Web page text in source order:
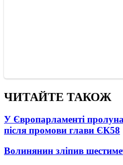
ЧИТАЙТЕ ТАКОЖ
У Європарламенті
після промови глави ЄК58
Волинянин зліпив